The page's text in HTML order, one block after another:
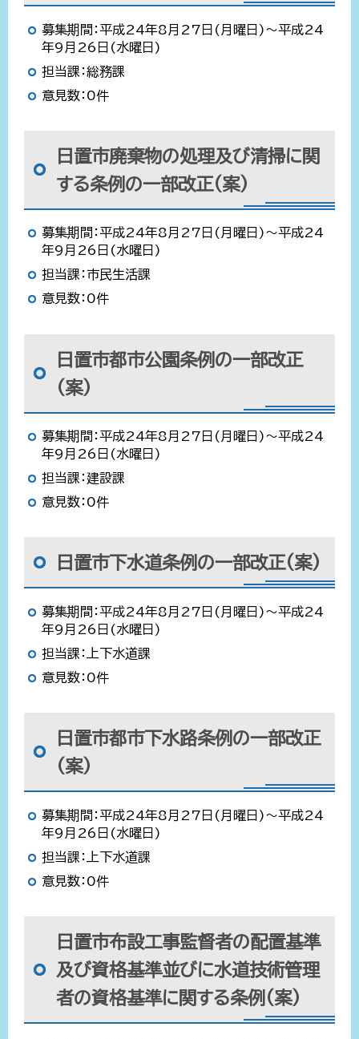
募集期間：平成24年8月27日(月曜日)～平成24
年9月26日(水曜日)
担当課：総務課
意見数：0件
日置市廃棄物の処理及び清掃に関
する条例の一部改正(案)
募集期間：平成24年8月27日(月曜日)～平成24
年9月26日(水曜日)
担当課：市民生活課
意見数：0件
日置市都市公園条例の一部改正
(案)
募集期間：平成24年8月27日(月曜日)～平成24
年9月26日(水曜日)
担当課：建設課
意見数：0件
日置市下水道条例の一部改正(案)
募集期間：平成24年8月27日(月曜日)～平成24
年9月26日(水曜日)
担当課：上下水道課
意見数：0件
日置市都市下水路条例の一部改正
(案)
募集期間：平成24年8月27日(月曜日)～平成24
年9月26日(水曜日)
担当課：上下水道課
意見数：0件
日置市布設工事監督者の配置基準
及び資格基準並びに水道技術管理
者の資格基準に関する条例(案)